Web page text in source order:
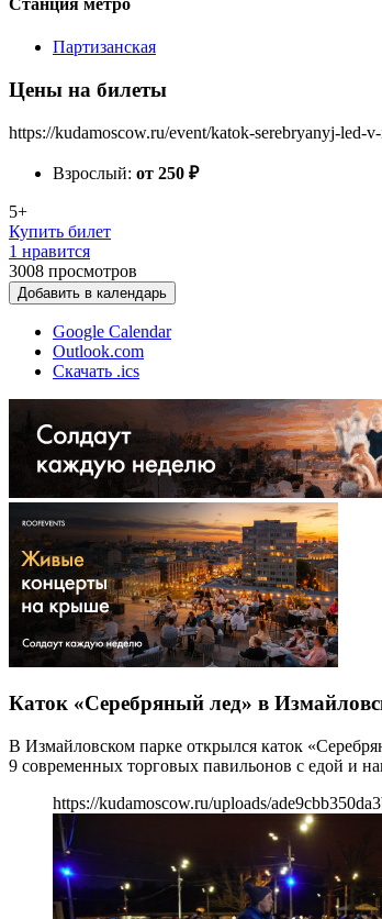
Партизанская
Цены на билеты
https://kudamoscow.ru/event/katok-serebryanyj-led-
Взрослый: от 250 ₽
5+
Купить билет
1 нравится
3008 просмотров
Добавить в календарь
Google Calendar
Outlook.com
Скачать .ics
Каток «Серебряный лед» в
В Измайловском парке открылся каток
9 современных торговых павильонов с едой и
https://kudamoscow.ru/uploads/